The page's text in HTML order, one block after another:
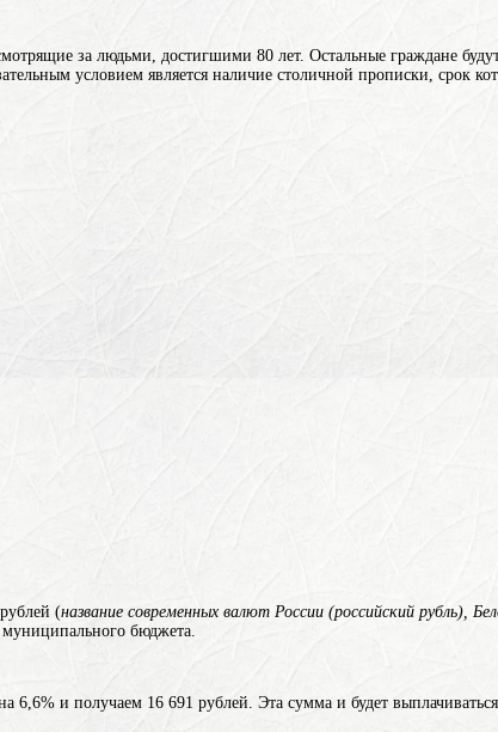
за людьми, достигшими 80 лет. Остальные граждане
условием является наличие столичной прописки, срок
(название современных валют России (российский рубль),
бюджета.
и получаем 16 691 рублей. Эта сумма и будет